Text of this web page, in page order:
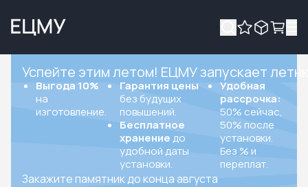
Успейте этим летом! ЕЦМУ запускает
Выгода 10%
на
изготовление.
Гарантия цены
без будущих
повышений.
Бесплатное
хранение до
удобной даты
установки.
Удобная
рассрочка:
50% сейчас,
50% после
установки.
Без % и
переплат.
Закажите памятник до конца августа